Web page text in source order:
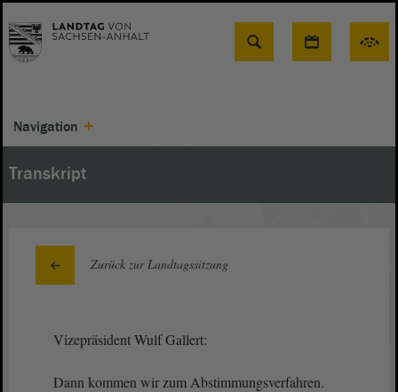
Suche
Navigation
Transkript
Zurück zur Landtagssitzung
Vizepräsident Wulf Gallert:
Dann kommen wir zum Abstimmungsverfahren.